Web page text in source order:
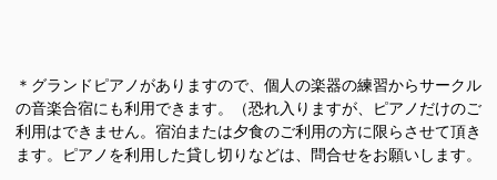
＊グランドピアノがありますので、個人の楽器の練習からサークル
の音楽合宿にも利用できます。（恐れ入りますが、ピアノだけのご
利用はできません。宿泊または夕食のご利用の方に限らさせて頂き
ます。ピアノを利用した貸し切りなどは、問合せをお願いします。